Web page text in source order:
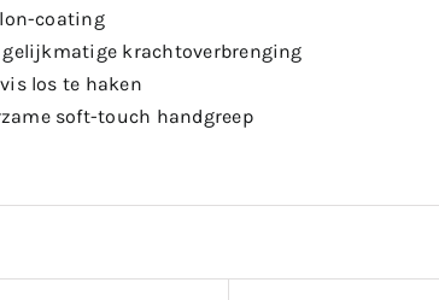
coating
krachtoverbrenging
los te haken
soft-touch handgreep